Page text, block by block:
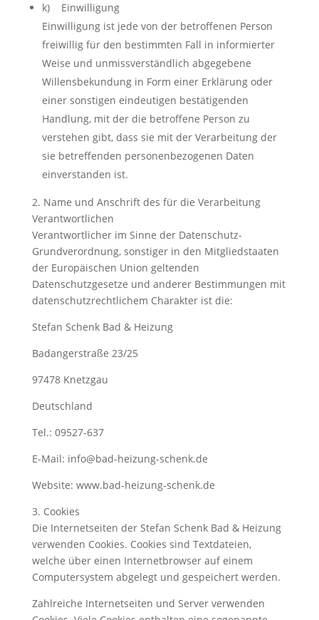
k) Einwilligung
Einwilligung ist jede von der betroffenen Person
freiwillig für den bestimmten Fall in informierter
Weise und unmissverständlich abgegebene
Willensbekundung in Form einer Erklärung oder
einer sonstigen eindeutigen bestätigenden
Handlung, mit der die betroffene Person zu
verstehen gibt, dass sie mit der Verarbeitung der
sie betreffenden personenbezogenen Daten
einverstanden ist.
2. Name und Anschrift des für die Verarbeitung
Verantwortlichen
Verantwortlicher im Sinne der Datenschutz-
Grundverordnung, sonstiger in den Mitgliedstaaten
der Europäischen Union geltenden
Datenschutzgesetze und anderer Bestimmungen mit
datenschutzrechtlichem Charakter ist die:
Stefan Schenk Bad & Heizung
Badangerstraße 23/25
97478 Knetzgau
Deutschland
Tel.: 09527-637
E-Mail: info@bad-heizung-schenk.de
Website: www.bad-heizung-schenk.de
3. Cookies
Die Internetseiten der Stefan Schenk Bad & Heizung
verwenden Cookies. Cookies sind Textdateien,
welche über einen Internetbrowser auf einem
Computersystem abgelegt und gespeichert werden.
Zahlreiche Internetseiten und Server verwenden